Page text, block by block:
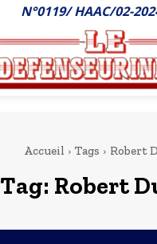
N°0119/ HAAC/02-
Accueil Tags Robert
Tag: Robert